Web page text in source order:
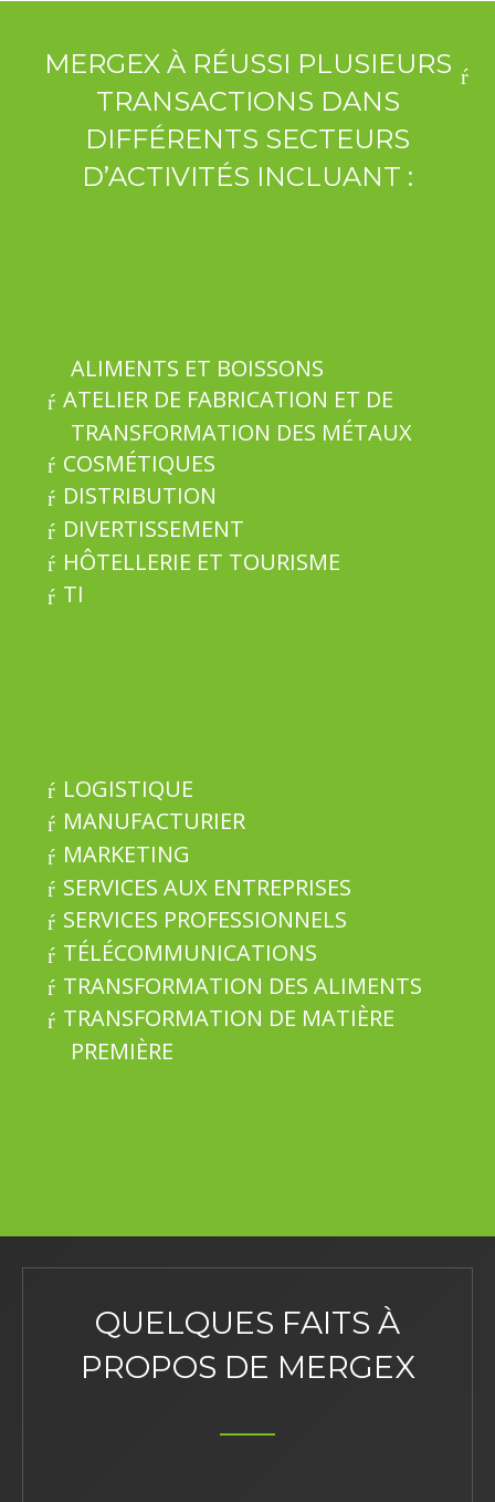
MERGEX À RÉUSSI PLUSIEURS
TRANSACTIONS DANS
DIFFÉRENTS SECTEURS
D’ACTIVITÉS INCLUANT :
ALIMENTS ET BOISSONS
ATELIER DE FABRICATION ET DE
TRANSFORMATION DES MÉTAUX
COSMÉTIQUES
DISTRIBUTION
DIVERTISSEMENT
HÔTELLERIE ET TOURISME
TI
LOGISTIQUE
MANUFACTURIER
MARKETING
SERVICES AUX ENTREPRISES
SERVICES PROFESSIONNELS
TÉLÉCOMMUNICATIONS
TRANSFORMATION DES ALIMENTS
TRANSFORMATION DE MATIÈRE
PREMIÈRE
QUELQUES FAITS À
PROPOS DE MERGEX